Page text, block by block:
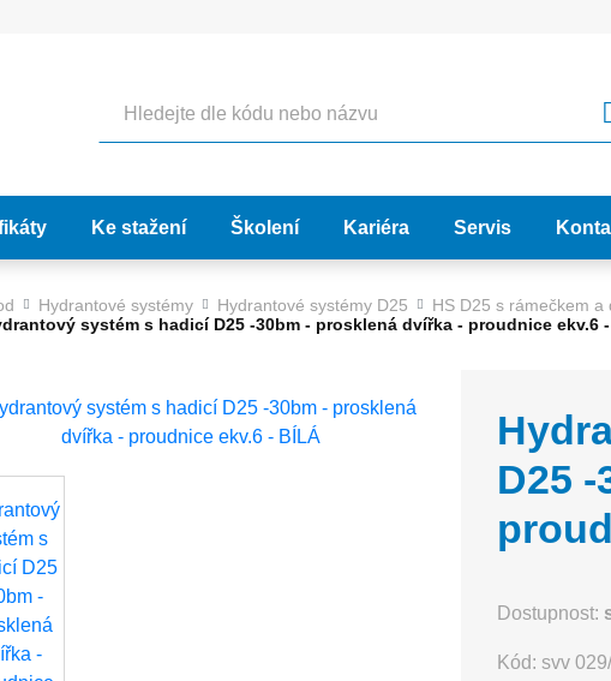
Ke stažení Školení Kariéra Servis
Hydrantové systémy Hydrantové systémy D25
HS D25 s rámečkem a
systém s hadicí D25 -30bm - prosklená dvířka - proudnice ekv.6
D25
Dostupnost:
Kód: svv